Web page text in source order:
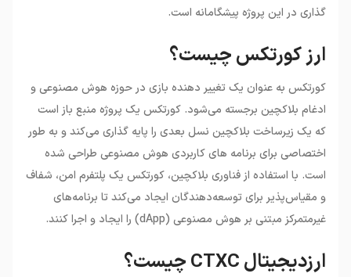
گذاری در این پروژه پیشگامانه است.
ارز کورتکس چیست؟
کورتکس به عنوان یک تغییر دهنده بازی در حوزه هوش مصنوعی و
ادغام بلاکچین برجسته می‌شود. کورتکس یک پروژه منبع باز است
که یک زیرساخت بلاکچین نسل بعدی را پایه گذاری می‌کند و به طور
اختصاصی برای برنامه های کاربردی هوش مصنوعی طراحی شده
است. با استفاده از فناوری بلاکچین، کورتکس یک پلتفرم امن، شفاف
و مقیاس‌پذیر برای توسعه‌دهندگان ایجاد می‌کند تا برنامه‌های
غیرمتمرکز مبتنی بر هوش مصنوعی (dApp) را ایجاد و اجرا کنند.
ارزدیجیتال CTXC چیست؟